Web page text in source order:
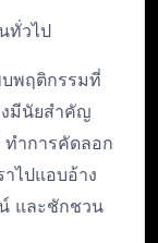
ทั่วไป
พฤติกรรมที่
งมีนัยสำคัญ
ทำการคัดลอก
ไปแอบอ้าง
และชักชวน